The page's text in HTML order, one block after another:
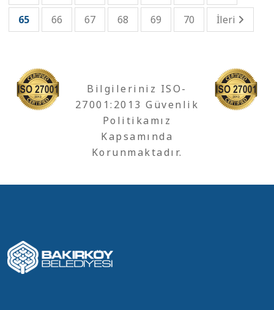
65
66 67 68 69 70 İleri
Bilgileriniz ISO-
27001:2013 Güvenlik
Politikamız
Kapsamında
Korunmaktadır.